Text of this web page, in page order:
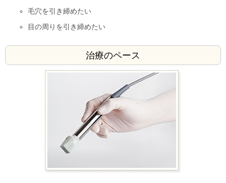
毛穴を引き締めたい
目の周りを引き締めたい
治療のペース